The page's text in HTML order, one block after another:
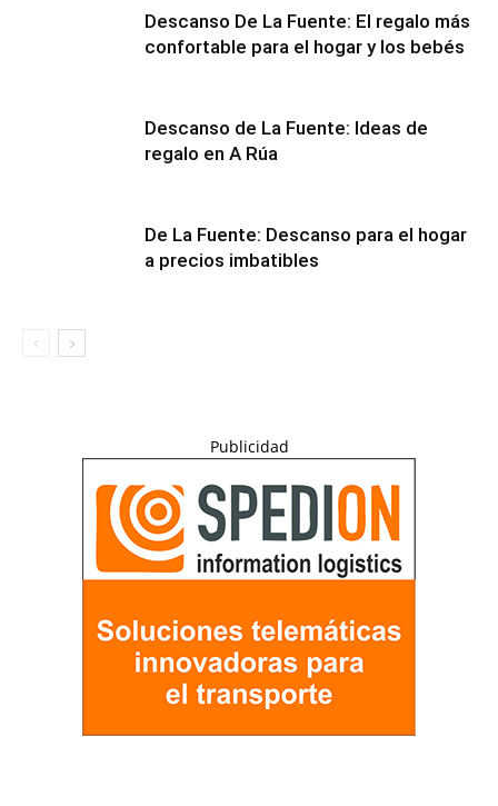
Descanso De La Fuente: El regalo más
confortable para el hogar y los bebés
Descanso de La Fuente: Ideas de
regalo en A Rúa
De La Fuente: Descanso para el hogar
a precios imbatibles
Publicidad